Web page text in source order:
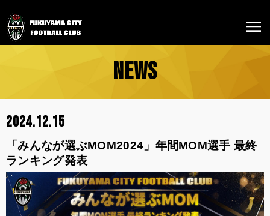
NEWS
2024.12.15
「みんなが選ぶMOM2024」年間MOM選手 最終
ランキング発表